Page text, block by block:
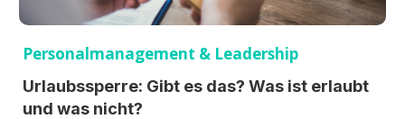
Personalmanagement & Leadership
Urlaubssperre: Gibt es das? Was ist erlaubt
und was nicht?